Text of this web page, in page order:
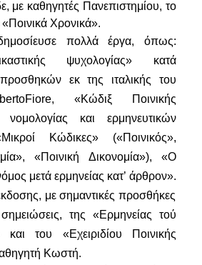
με καθηγητές Πανεπιστημίου, το
«Ποινικά Χρονικά».
πολλά έργα, όπως:
ψυχολογίας» κατά
εκ της ιταλικής του
Fiore, «Κώδιξ Ποινικής
νο­μολογίας και ερμηνευτικών
Κώδικες» («Ποινι­κός»,
»,«Ποινική Δικονομία»), «Ο
μετά ερμηνείας κατ’ άρθρον».
με σημαντικές προσθήκες
της «Ερμηνεί­ας τού
και του «Εχειριδίου Ποινικής
Κωστή.